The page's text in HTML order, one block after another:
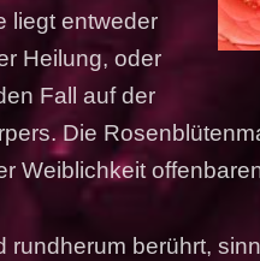
liegt entweder
Heilung, oder
Fall auf der
Die
Weiblichkeit
rundherum berührt,